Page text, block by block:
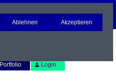
Portfolio Login
Ablehnen Akzeptieren